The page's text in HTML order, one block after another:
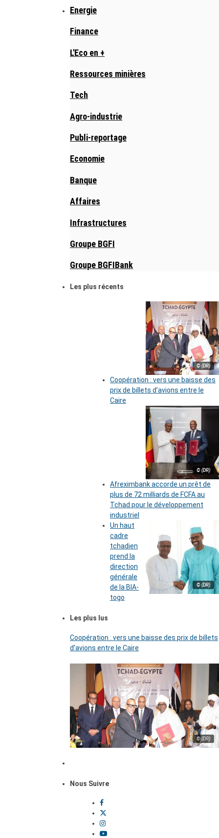
Energie
Finance
L'Eco en +
Ressources minières
Tech
Agro-industrie
Publi-reportage
Economie
Banque
Affaires
Infrastructures
Groupe BGFI
Groupe BGFIBank
Les plus récents
© (DR)
Coopération : vers une baisse des
prix de billets d’avions entre le
Caire
© (DR)
Afreximbank accorde un prêt de
plus de 72 milliards de FCFA au
Tchad pour le développement
industriel
© (DR)
Un haut
cadre
tchadien
prend la
direction
générale
de la BIA-
togo
Les plus lus
Coopération : vers une baisse des prix de billets
d’avions entre le Caire
© (DR)
Nous Suivre